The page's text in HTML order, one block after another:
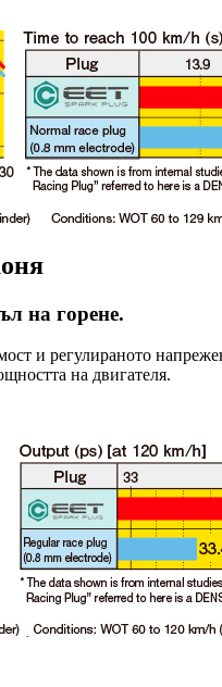
на горене.
и регулираното
на двигателя.